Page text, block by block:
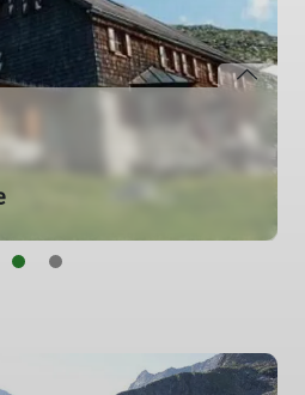
im Hollersbachtal bei
Das höchste
Metern Höhe.